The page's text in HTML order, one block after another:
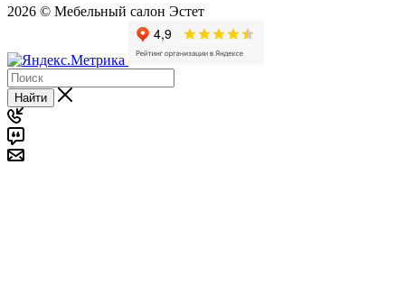
2026 © Мебельный салон Эстет
Найти